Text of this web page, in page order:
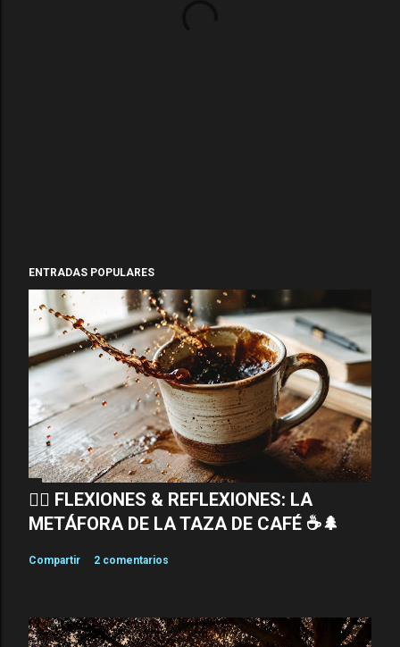
ENTRADAS POPULARES
🧘‍♂️ FLEXIONES & REFLEXIONES: LA
METÁFORA DE LA TAZA DE CAFÉ ☕🌲
Compartir 2 comentarios